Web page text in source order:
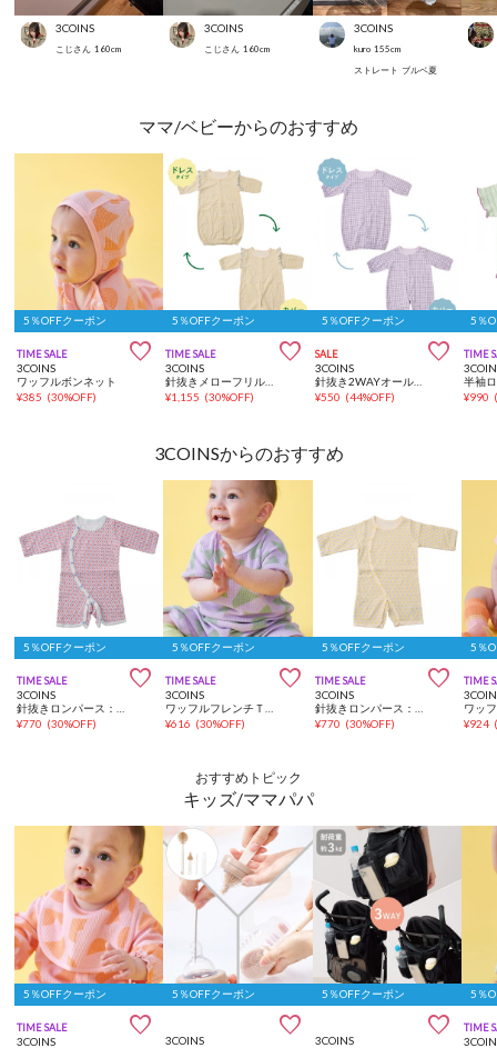
3COINS
こじさん 160cm
3COINS
こじさん 160cm
3COINS
kuro 155cm
ストレート ブルベ夏
ママ/ベビーからのおすすめ
5％OFFクーポン
TIME SALE 
3COINS
ワッフルボンネット
¥385 (30%OFF)
5％OFFクーポン
TIME SALE 
3COINS
¥1,155 (30%OFF)
5％OFFクーポン
SALE 
3COINS
針抜き2WAYオール：50～70cm
¥550 (44%OFF)
5％
TIME
¥990
3COINSからのおすすめ
5％OFFクーポン
TIME SALE 
3COINS
¥770 (30%OFF)
5％OFFクーポン
TIME SALE 
3COINS
¥616 (30%OFF)
5％OFFクーポン
TIME SALE 
3COINS
¥770 (30%OFF)
5％
TIME
¥924
おすすめトピック
キッズ/ママパパ
5％OFFクーポン
TIME SALE 
3COINS
5％OFFクーポン

3COINS
5％OFFクーポン

3COINS
5％
TIME